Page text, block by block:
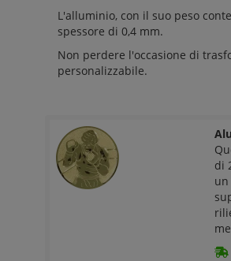
L'alluminio, con il suo peso
spessore di 0,4 mm.
Non perdere l'occasione di
personalizzabile.
di